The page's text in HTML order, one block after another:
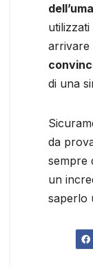
arrivare
di una
da
sempre
un
saperlo